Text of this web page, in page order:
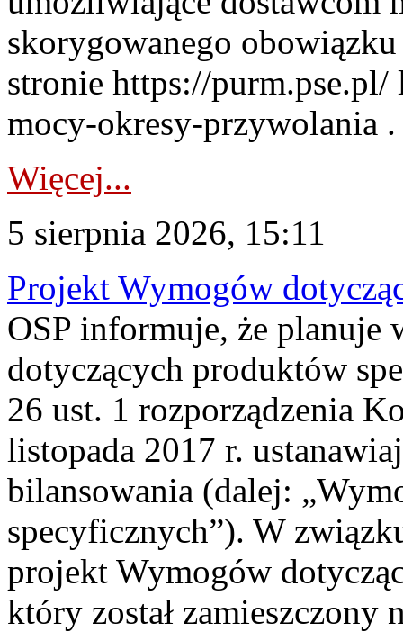
skorygowanego
stronie https://
mocy-okresy-przywolania
Więcej...
5 sierpnia 2026, 15:11
Projekt Wymogów
OSP informuje, że planuje
dotyczących produktów
26 ust. 1 rozporządzenia
listopada 2017 r.
bilansowania (dalej:
specyficznych”). W
projekt Wymogów
który został zamieszczony